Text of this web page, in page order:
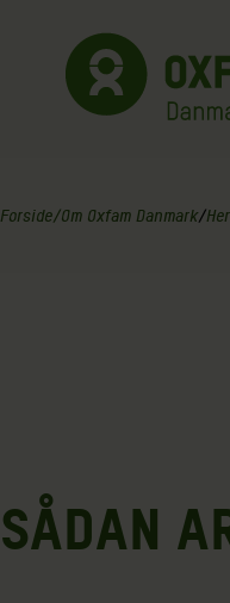
indhold
Forside/Om Oxfam Danmark/
SÅDAN